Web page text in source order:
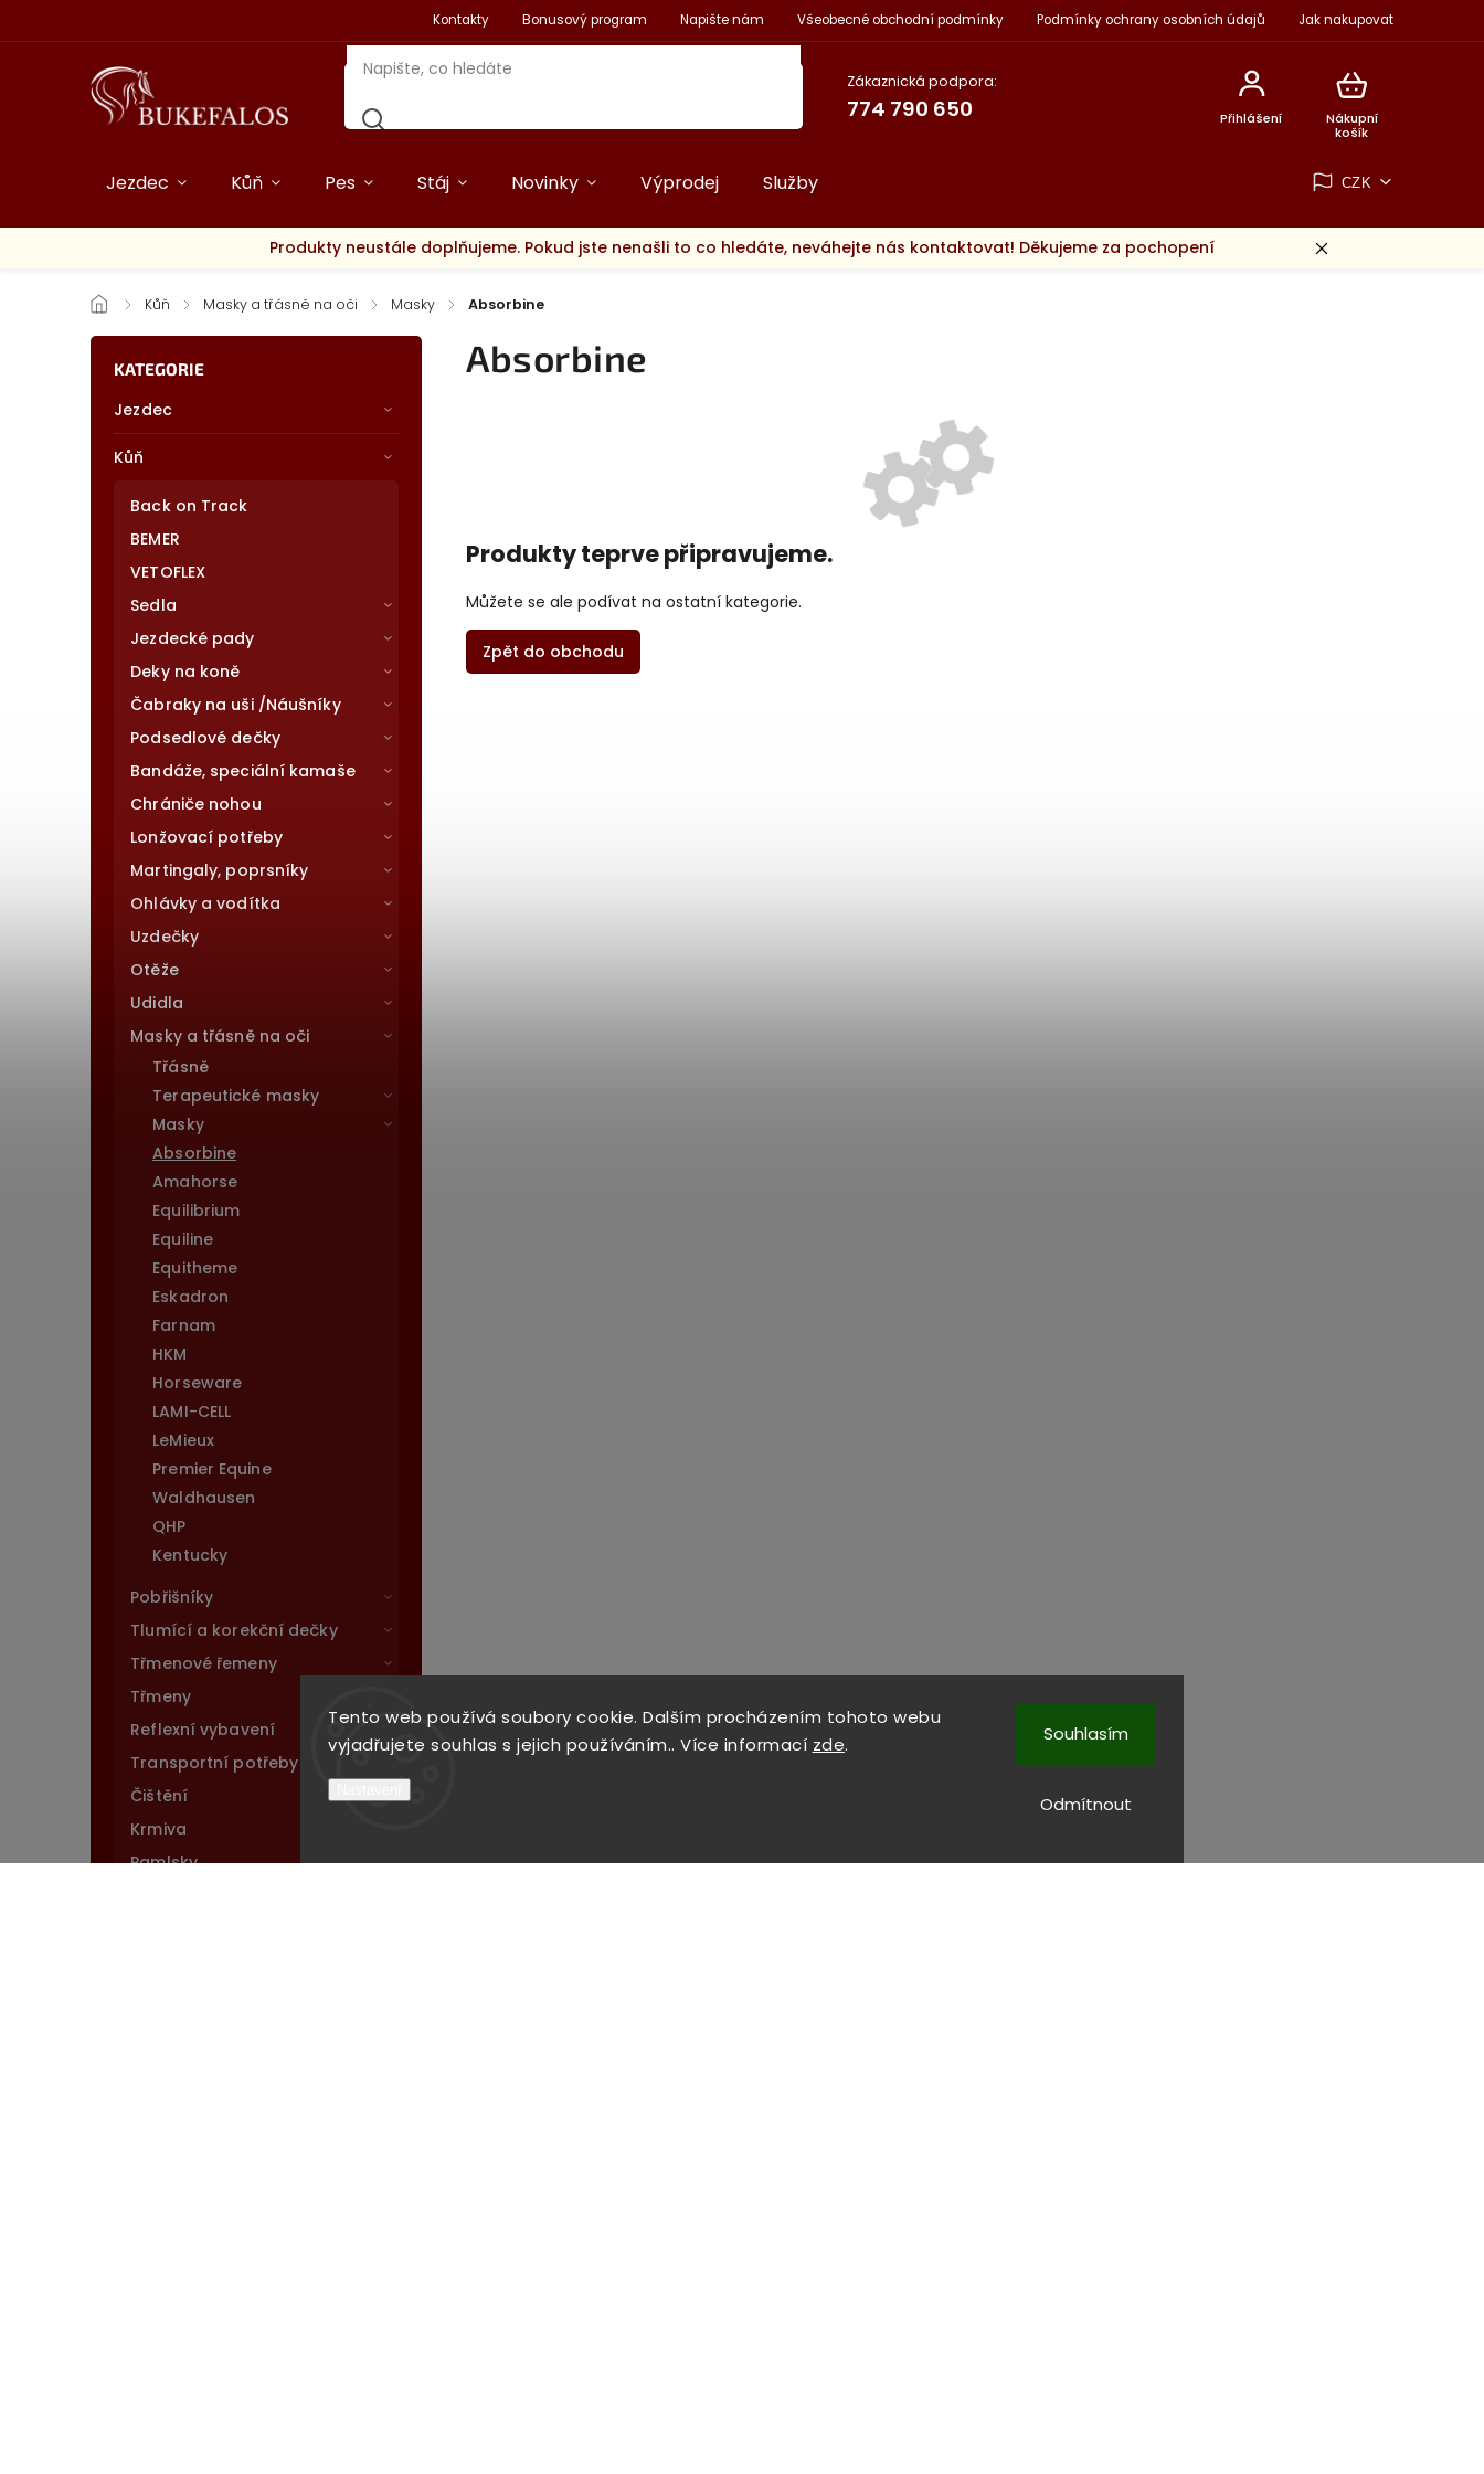
Tento web používá soubory cookie. Dalším procházením tohoto webu
vyjadřujete souhlas s jejich používáním.. Více informací zde.
Odmítnout
Souhlasím
Kontakty Bonusový program Napište nám Všeobecné obchodní podmínky Podmínky ochrany osobních údajů Jak nakupovat
Zákaznická podpora:
774 790 650
Nákupní
košík
Přihlášení
CZK
Jezdec Kůň Pes Stáj Novinky Výprodej Služby
Produkty neustále doplňujeme. Pokud jste nenašli to co hledáte, neváhejte nás kontaktovat! Děkujeme za pochopení
/ Kůň / Masky a třásně na oči / Masky / Absorbine
KATEGORIE
Jezdec
Kůň
Back on Track
BEMER
VETOFLEX
Sedla
Jezdecké pady
Deky na koně
Čabraky na uši /Náušníky
Podsedlové dečky
Bandáže, speciální kamaše
Chrániče nohou
Lonžovací potřeby
Martingaly, poprsníky
Ohlávky a vodítka
Uzdečky
Otěže
Udidla
Masky a třásně na oči
Třásně
Terapeutické masky
Masky
Absorbine
Amahorse
Equilibrium
Equiline
Equitheme
Eskadron
Farnam
HKM
Horseware
LAMI-CELL
LeMieux
Premier Equine
Waldhausen
QHP
Kentucky
Pobřišníky
Tlumící a korekční dečky
Třmenové řemeny
Třmeny
Reflexní vybavení
Transportní potřeby
Čištění
Krmiva
Pamlsky
Absorbine
Produkty teprve připravujeme.
Můžete se ale podívat na ostatní kategorie.
Zpět do obchodu